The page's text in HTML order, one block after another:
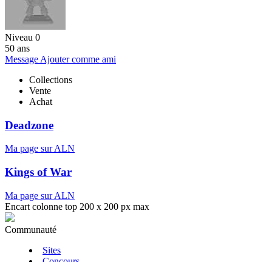
Niveau 0
50 ans
Message Ajouter comme ami
Collections
Vente
Achat
Deadzone
Ma page sur ALN
Kings of War
Ma page sur ALN
Encart colonne top 200 x 200 px max
Communauté
Sites